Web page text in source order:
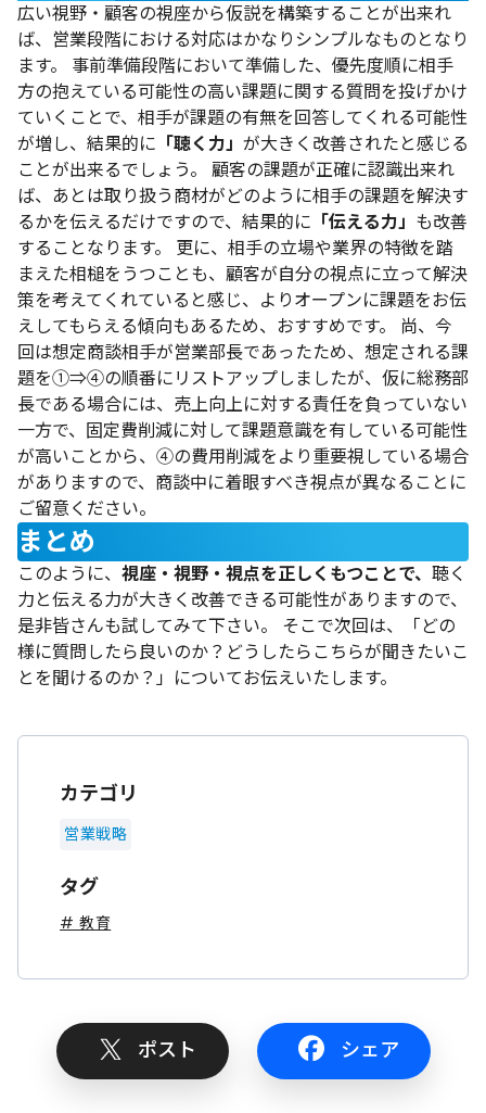
広い視野・顧客の視座から仮説を構築することが出来れ
ば、営業段階における対応はかなりシンプルなものとなり
ます。 事前準備段階において準備した、優先度順に相手
方の抱えている可能性の高い課題に関する質問を投げかけ
ていくことで、相手が課題の有無を回答してくれる可能性
が増し、結果的に 「聴く力」 が大きく改善されたと感じる
ことが出来るでしょう。 顧客の課題が正確に認識出来れ
ば、あとは取り扱う商材がどのように相手の課題を解決す
るかを伝えるだけですので、結果的に 「伝える力」 も改善
することなります。 更に、相手の立場や業界の特徴を踏
まえた相槌をうつことも、顧客が自分の視点に立って解決
策を考えてくれていると感じ、よりオープンに課題をお伝
えしてもらえる傾向もあるため、おすすめです。 尚、今
回は想定商談相手が営業部長であったため、想定される課
題を①⇒④の順番にリストアップしましたが、仮に総務部
長である場合には、売上向上に対する責任を負っていない
一方で、固定費削減に対して課題意識を有している可能性
が高いことから、④の費用削減をより重要視している場合
がありますので、商談中に着眼すべき視点が異なることに
ご留意ください。
まとめ
このように、 視座・視野・視点を正しくもつことで、 聴く
力と伝える力が大きく改善できる可能性がありますので、
是非皆さんも試してみて下さい。 そこで次回は、「どの
様に質問したら良いのか？どうしたらこちらが聞きたいこ
とを聞けるのか？」についてお伝えいたします。
カテゴリ
営業戦略
タグ
# 教育
ポスト シェア